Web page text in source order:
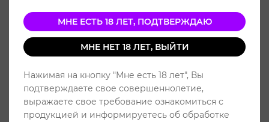
МНЕ ЕСТЬ 18 ЛЕТ, ПОДТВЕРЖДАЮ
МНЕ НЕТ 18 ЛЕТ, ВЫЙТИ
Нажимая на кнопку "Мне есть 18 лет", Вы
подтверждаете свое совершеннолетие,
выражаете свое требование ознакомиться с
продукцией и информируетесь об обработке